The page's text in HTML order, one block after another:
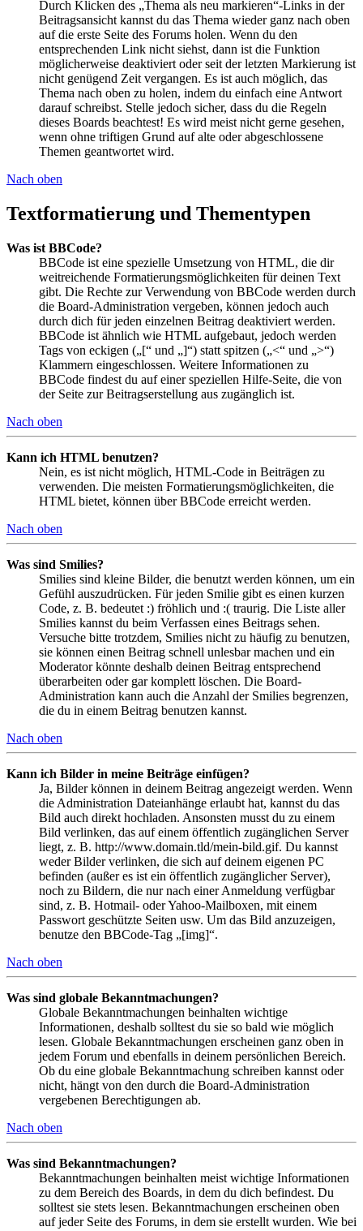
Durch Klicken des „Thema als neu markieren“-Links in der
Beitragsansicht kannst du das Thema wieder ganz nach oben
auf die erste Seite des Forums holen. Wenn du den
entsprechenden Link nicht siehst, dann ist die Funktion
möglicherweise deaktiviert oder seit der letzten Markierung ist
nicht genügend Zeit vergangen. Es ist auch möglich, das
Thema nach oben zu holen, indem du einfach eine Antwort
darauf schreibst. Stelle jedoch sicher, dass du die Regeln
dieses Boards beachtest! Es wird meist nicht gerne gesehen,
wenn ohne triftigen Grund auf alte oder abgeschlossene
Themen geantwortet wird.
Nach oben
Textformatierung und Thementypen
Was ist BBCode?
BBCode ist eine spezielle Umsetzung von HTML, die dir
weitreichende Formatierungsmöglichkeiten für deinen Text
gibt. Die Rechte zur Verwendung von BBCode werden durch
die Board-Administration vergeben, können jedoch auch
durch dich für jeden einzelnen Beitrag deaktiviert werden.
BBCode ist ähnlich wie HTML aufgebaut, jedoch werden
Tags von eckigen („[“ und „]“) statt spitzen („<“ und „>“)
Klammern eingeschlossen. Weitere Informationen zu
BBCode findest du auf einer speziellen Hilfe-Seite, die von
der Seite zur Beitragserstellung aus zugänglich ist.
Nach oben
Kann ich HTML benutzen?
Nein, es ist nicht möglich, HTML-Code in Beiträgen zu
verwenden. Die meisten Formatierungsmöglichkeiten, die
HTML bietet, können über BBCode erreicht werden.
Nach oben
Was sind Smilies?
Smilies sind kleine Bilder, die benutzt werden können, um ein
Gefühl auszudrücken. Für jeden Smilie gibt es einen kurzen
Code, z. B. bedeutet :) fröhlich und :( traurig. Die Liste aller
Smilies kannst du beim Verfassen eines Beitrags sehen.
Versuche bitte trotzdem, Smilies nicht zu häufig zu benutzen,
sie können einen Beitrag schnell unlesbar machen und ein
Moderator könnte deshalb deinen Beitrag entsprechend
überarbeiten oder gar komplett löschen. Die Board-
Administration kann auch die Anzahl der Smilies begrenzen,
die du in einem Beitrag benutzen kannst.
Nach oben
Kann ich Bilder in meine Beiträge einfügen?
Ja, Bilder können in deinem Beitrag angezeigt werden. Wenn
die Administration Dateianhänge erlaubt hat, kannst du das
Bild auch direkt hochladen. Ansonsten musst du zu einem
Bild verlinken, das auf einem öffentlich zugänglichen Server
liegt, z. B. http://www.domain.tld/mein-bild.gif. Du kannst
weder Bilder verlinken, die sich auf deinem eigenen PC
befinden (außer es ist ein öffentlich zugänglicher Server),
noch zu Bildern, die nur nach einer Anmeldung verfügbar
sind, z. B. Hotmail- oder Yahoo-Mailboxen, mit einem
Passwort geschützte Seiten usw. Um das Bild anzuzeigen,
benutze den BBCode-Tag „[img]“.
Nach oben
Was sind globale Bekanntmachungen?
Globale Bekanntmachungen beinhalten wichtige
Informationen, deshalb solltest du sie so bald wie möglich
lesen. Globale Bekanntmachungen erscheinen ganz oben in
jedem Forum und ebenfalls in deinem persönlichen Bereich.
Ob du eine globale Bekanntmachung schreiben kannst oder
nicht, hängt von den durch die Board-Administration
vergebenen Berechtigungen ab.
Nach oben
Was sind Bekanntmachungen?
Bekanntmachungen beinhalten meist wichtige Informationen
zu dem Bereich des Boards, in dem du dich befindest. Du
solltest sie stets lesen. Bekanntmachungen erscheinen oben
auf jeder Seite des Forums, in dem sie erstellt wurden. Wie bei